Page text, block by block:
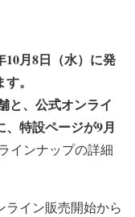
10月8日（水）に発
。
と、公式オンライ
特設ページが9月
インナップの詳細
イン販売開始から